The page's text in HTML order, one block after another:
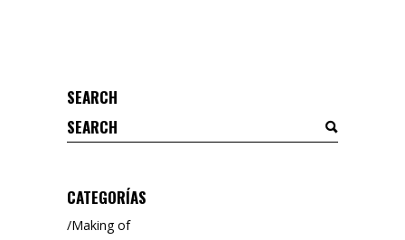
SEARCH
Search
for:
CATEGORÍAS
Making of